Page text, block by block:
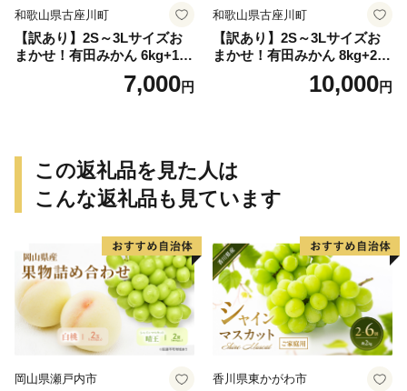
和歌山県古座川町
【訳あり】2S～3Lサイズお
まかせ！有田みかん 6kg+1kg
保証分 11月から12月下旬ま
でに順次発送致します。 / 訳
7,000円
和歌山県古座川町
【訳あり】2S～3Lサイズお
まかせ！有田みかん 8kg+2kg
保証分 11月から12月下旬ま
でに順次発送致します。 / 訳
10,000円
この返礼品を見た人は
こんな返礼品も見ています
岡山県瀬戸内市 香川県東かがわ市